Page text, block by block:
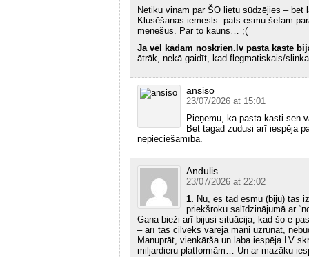
Netiku viņam par ŠO lietu sūdzējies – bet
Klusēšanas iemesls: pats esmu šefam
mēnešus. Par to kauns… ;(
Ja vēl kādam noskrien.lv pasta kaste
ātrāk, nekā gaidīt, kad flegmatiskais/
ansiso
23/07/2026 at 15:01
Pieņemu, ka pasta kasti sen
Bet tagad zudusi arī iespēja
nepieciešamība.
Andulis
23/07/2026 at 22:02
1. Nu, es tad esmu (biju) tas
priekšroku salīdzinājumā ar
Gana bieži arī bijusi situācija, kad šo e-
– arī tas cilvēks varēja mani uzrunāt,
Manuprāt, vienkārša un laba iespēja LV
miljardieru platformām… Un ar mazāku